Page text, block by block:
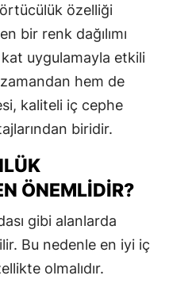
özelliği
bir renk dağılımı
uygulamayla etkili
hem de
kaliteli iç cephe
biridir.
ÖNEMLIDIR?
gibi alanlarda
Bu nedenle en iyi iç
olmalıdır.